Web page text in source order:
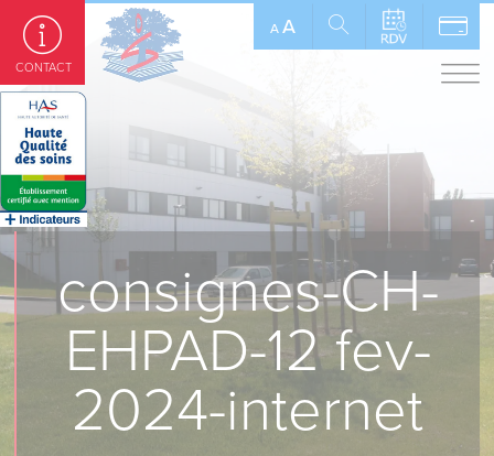
A A
consignes-CH-
EHPAD-12 fev-
2024-internet
CONTACT
Panneau de gestion des cookies